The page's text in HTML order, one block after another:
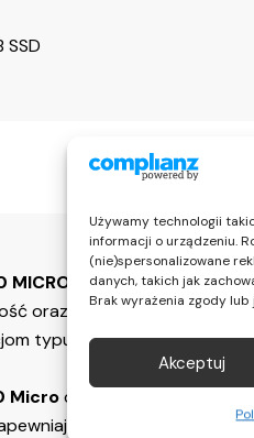
Używamy technologii
informacji o urządzeniu.
(nie)spersonalizowane
danych, takich jak
Brak wyrażenia zgody
Akceptuj
SSD
MICRO
to kompaktowa, a
oraz oszczędność
typu tower.
Microdoskonale sprawdza
podzespoły klasy